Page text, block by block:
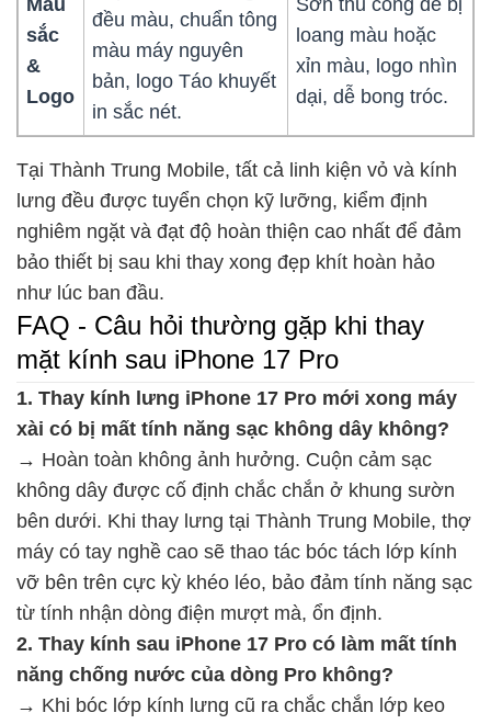
Màu
sắc
&
Logo
đều màu, chuẩn tông
màu máy nguyên
bản, logo Táo khuyết
in sắc nét.
Sơn thủ công dễ bị
loang màu hoặc
xỉn màu, logo nhìn
dại, dễ bong tróc.
Tại Thành Trung Mobile, tất cả linh kiện vỏ và kính
lưng đều được tuyển chọn kỹ lưỡng, kiểm định
nghiêm ngặt và đạt độ hoàn thiện cao nhất để đảm
bảo thiết bị sau khi thay xong đẹp khít hoàn hảo
như lúc ban đầu.
FAQ - Câu hỏi thường gặp khi thay
mặt kính sau iPhone 17 Pro
1. Thay kính lưng iPhone 17 Pro mới xong máy
xài có bị mất tính năng sạc không dây không?
→ Hoàn toàn không ảnh hưởng. Cuộn cảm sạc
không dây được cố định chắc chắn ở khung sườn
bên dưới. Khi thay lưng tại Thành Trung Mobile, thợ
máy có tay nghề cao sẽ thao tác bóc tách lớp kính
vỡ bên trên cực kỳ khéo léo, bảo đảm tính năng sạc
từ tính nhận dòng điện mượt mà, ổn định.
2. Thay kính sau iPhone 17 Pro có làm mất tính
năng chống nước của dòng Pro không?
→ Khi bóc lớp kính lưng cũ ra chắc chắn lớp keo